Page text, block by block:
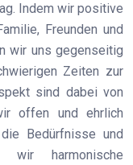
Indem wir positive
Freunden und
wir uns gegenseitig
Zeiten zur
sind dabei von
offen und ehrlich
Bedürfnisse und
wir harmonische